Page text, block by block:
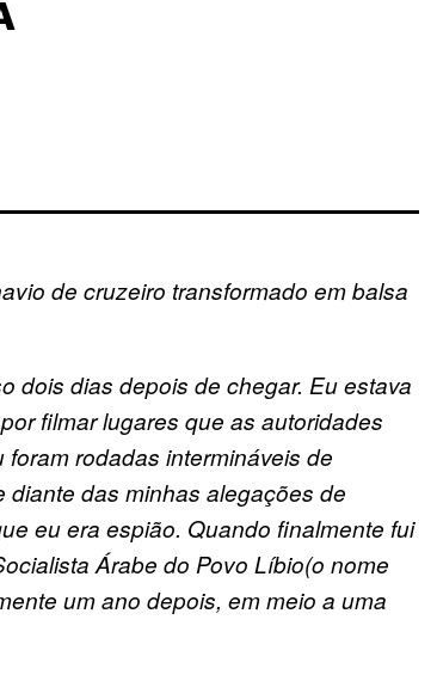
de cruzeiro transformado em balsa
dois dias depois de chegar. Eu estava
filmar lugares que as autoridades
rodadas intermináveis de
das minhas alegações de
eu era espião. Quando finalmente fui
Árabe do Povo Líbio(o nome
um ano depois, em meio a uma